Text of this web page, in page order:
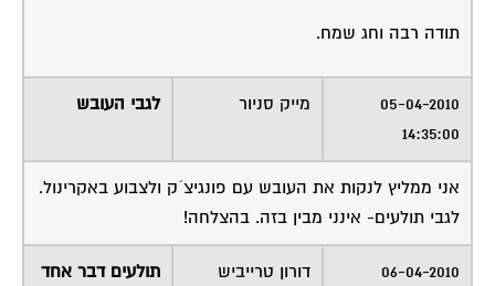
תודה רבה וחג שמח.
05-04-2010
14:35:00
מייק סניור לגבי העובש
אני ממליץ לנקות את העובש עם פונגיצ´ק ולצבוע באקרינול.
לגבי תולעים- אינני מבין בזה. בהצלחה!
06-04-2010
דורון טרייביש
תולעים דבר אחד